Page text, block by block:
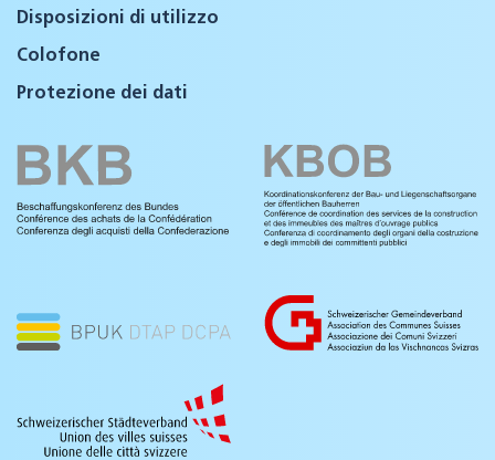
Disposizioni di utilizzo
Colofone
Protezione dei dati